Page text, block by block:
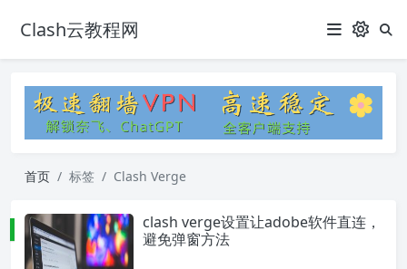
Clash云教程网
首页 标签 Clash Verge
clash verge设置让adobe软件直连，
避免弹窗方法